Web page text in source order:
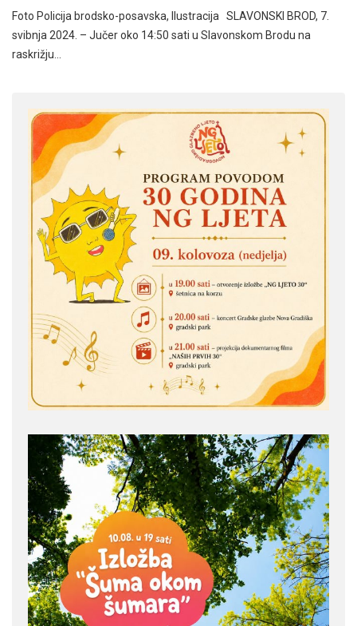
Foto Policija brodsko-posavska, Ilustracija SLAVONSKI BROD, 7.
svibnja 2024. – Jučer oko 14:50 sati u Slavonskom Brodu na
raskrižju…